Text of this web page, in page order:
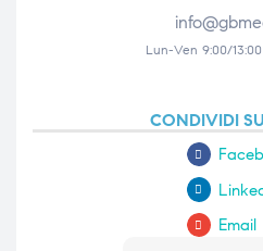
Lun-Ven 9:00/
CONDIVIDI
Email